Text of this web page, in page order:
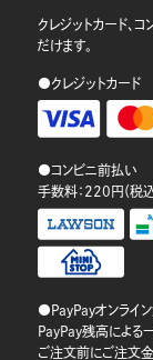
クレジットカード、
だけます。
●クレジットカード
●コンビニ前払い
手数料：220円（税
●PayPayオンライ
PayPay残高による
ご注文前にご注文金